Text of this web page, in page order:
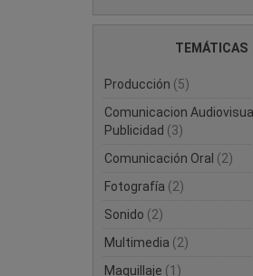
TEMÁTICAS
Producción (5)
Comunicacion
Publicidad (3)
Comunicación Oral (2)
Fotografía (2)
Sonido (2)
Multimedia (2)
Maquillaje (1)